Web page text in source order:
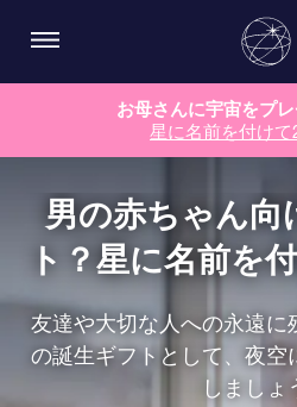
お母さんに宇宙をプ
星に名前を付けて
男の赤ちゃん向
ト？星に名前を
友達や大切な人への永遠に
の誕生ギフトとして、夜空
しましょ